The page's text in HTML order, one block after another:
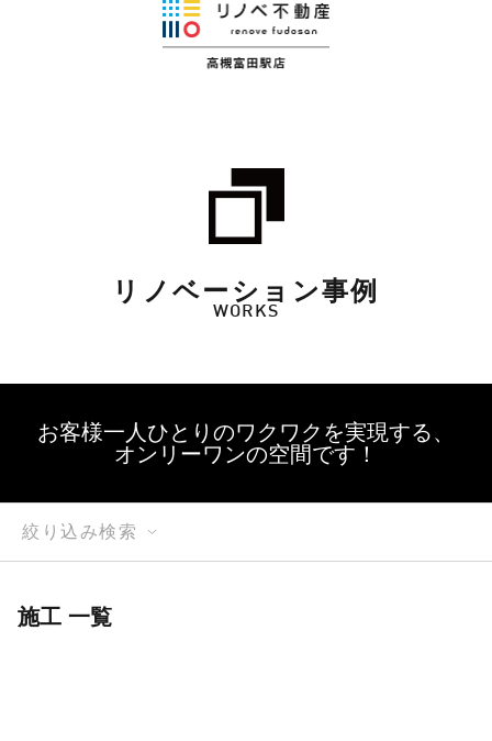
リノベーション事例
WORKS
お客様一人ひとりのワクワクを実現する、
オンリーワンの空間です！
絞り込み検索
施工 一覧